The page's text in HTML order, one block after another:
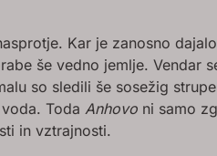
Kar je zanosno
še vedno jemlje. Vendar
so sledili še sosežig
Toda Anhovo ni samo
in vztrajnosti.